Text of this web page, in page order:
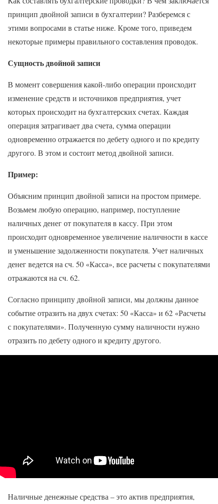
принцип двойной записи в бухгалтерии? Разберемся с
этими вопросами в статье ниже. Кроме того, приведем
некоторые примеры правильного составления проводок.
Сущность двойной записи
В момент совершения какой-либо операции происходит
изменение средств и источников предприятия, учет
которых происходит на бухгалтерских счетах. Каждая
операция затрагивает два счета, сумма операции
одновременно отражается по дебету одного и по кредиту
другого. В этом и состоит метод двойной записи.
Пример:
Объясним принцип двойной записи на простом примере.
Возьмем любую операцию, например, поступление
наличных денег от покупателя в кассу. При этом
происходит одновременное увеличение наличности в кассе
и уменьшение задолженности покупателя. Учет наличных
денег ведется на сч. 50 «Касса», все расчеты с покупателями
отражаются на сч. 62.
Согласно принципу двойной записи, мы должны данное
событие отразить на двух счетах: 50 «Касса» и 62 «Расчеты
с покупателями». Полученную сумму наличности нужно
отразить по дебету одного и кредиту другого.
Наличные денежные средства – это актив предприятия,